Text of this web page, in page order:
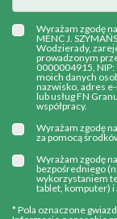
Wyrażam zgodę
MENC J.
Wodzierady,
prowadzonym
0000004915,
moich danych
nazwisko, adres
lub usług FN
współpracy.
Wyrażam zgodę
za pomocą
Wyrażam zgodę
bezpośredniego
wykorzystaniem
tablet, komputer)
* Pola oznaczone